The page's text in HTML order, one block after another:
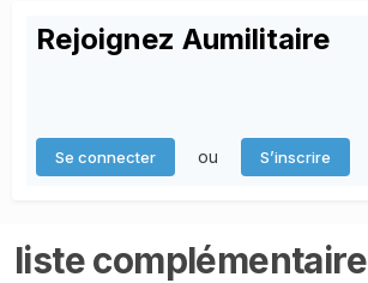
Rejoignez Aumilitaire
Se connecter ou S’inscrire
liste complémentaire